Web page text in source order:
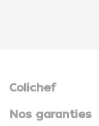
Colichef
Nos garanties